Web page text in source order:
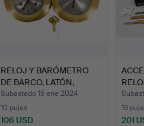
RELOJ Y BARÓMETRO
DE BARCO, LATÓN,
SCHATZ.
Subastado 15 ene 2024
10 pujas
106 USD
…
19
201